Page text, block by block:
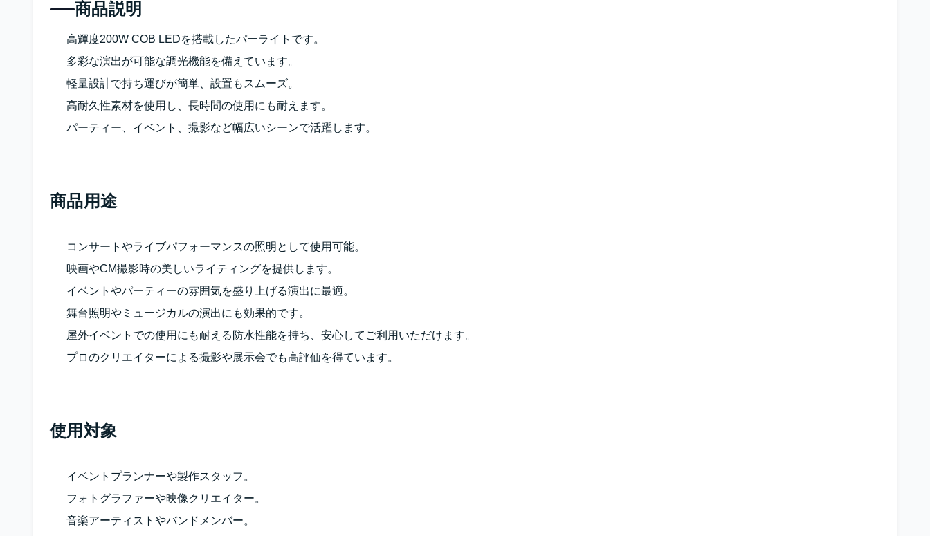
商品説明
高輝度200W COB LEDを搭載したパーライトです。
多彩な演出が可能な調光機能を備えています。
軽量設計で持ち運びが簡単、設置もスムーズ。
高耐久性素材を使用し、長時間の使用にも耐えます。
パーティー、イベント、撮影など幅広いシーンで活躍します。
商品用途
コンサートやライブパフォーマンスの照明として使用可能。
映画やCM撮影時の美しいライティングを提供します。
イベントやパーティーの雰囲気を盛り上げる演出に最適。
舞台照明やミュージカルの演出にも効果的です。
屋外イベントでの使用にも耐える防水性能を持ち、安心してご利用いただけます。
プロのクリエイターによる撮影や展示会でも高評価を得ています。
使用対象
イベントプランナーや製作スタッフ。
フォトグラファーや映像クリエイター。
音楽アーティストやバンドメンバー。